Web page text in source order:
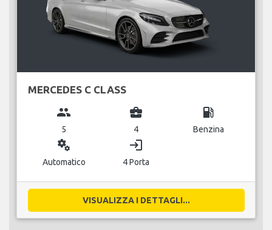
MERCEDES C CLASS
group
5
business_center
4
local_gas_station
Benzina
miscellaneous_services
Automatico
login
4 Porta
VISUALIZZA I DETTAGLI...